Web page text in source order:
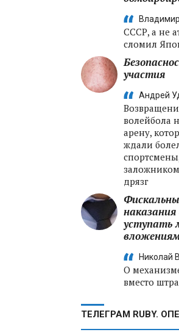
СССР, а не
сломил
участия
Андрей
волейбола
арену,
ждали
дрязг
уступать
Николай
О
вместо
ТЕЛЕГРАМ RUBY.